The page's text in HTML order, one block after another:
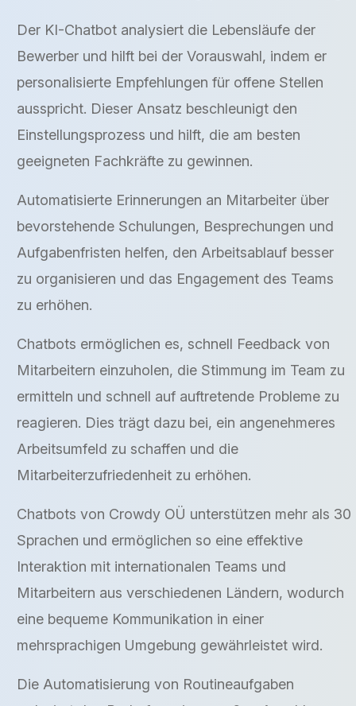
Der KI-Chatbot analysiert die Lebensläufe der
Bewerber und hilft bei der Vorauswahl, indem er
personalisierte Empfehlungen für offene Stellen
ausspricht. Dieser Ansatz beschleunigt den
Einstellungsprozess und hilft, die am besten
geeigneten Fachkräfte zu gewinnen.
Automatisierte Erinnerungen an Mitarbeiter über
bevorstehende Schulungen, Besprechungen und
Aufgabenfristen helfen, den Arbeitsablauf besser
zu organisieren und das Engagement des Teams
zu erhöhen.
Chatbots ermöglichen es, schnell Feedback von
Mitarbeitern einzuholen, die Stimmung im Team zu
ermitteln und schnell auf auftretende Probleme zu
reagieren. Dies trägt dazu bei, ein angenehmeres
Arbeitsumfeld zu schaffen und die
Mitarbeiterzufriedenheit zu erhöhen.
Chatbots von Crowdy OÜ unterstützen mehr als 30
Sprachen und ermöglichen so eine effektive
Interaktion mit internationalen Teams und
Mitarbeitern aus verschiedenen Ländern, wodurch
eine bequeme Kommunikation in einer
mehrsprachigen Umgebung gewährleistet wird.
Die Automatisierung von Routineaufgaben